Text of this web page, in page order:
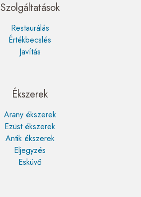
Szolgáltatások
Restaurálás
Értékbecslés
Javítás
Ékszerek
Arany ékszerek
Ezüst ékszerek
Antik ékszerek
Eljegyzés
Esküvő